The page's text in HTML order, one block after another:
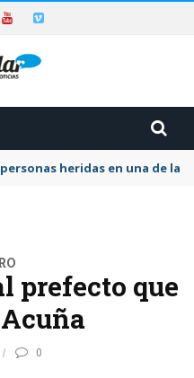
personas heridas en una de
prefecto que
0